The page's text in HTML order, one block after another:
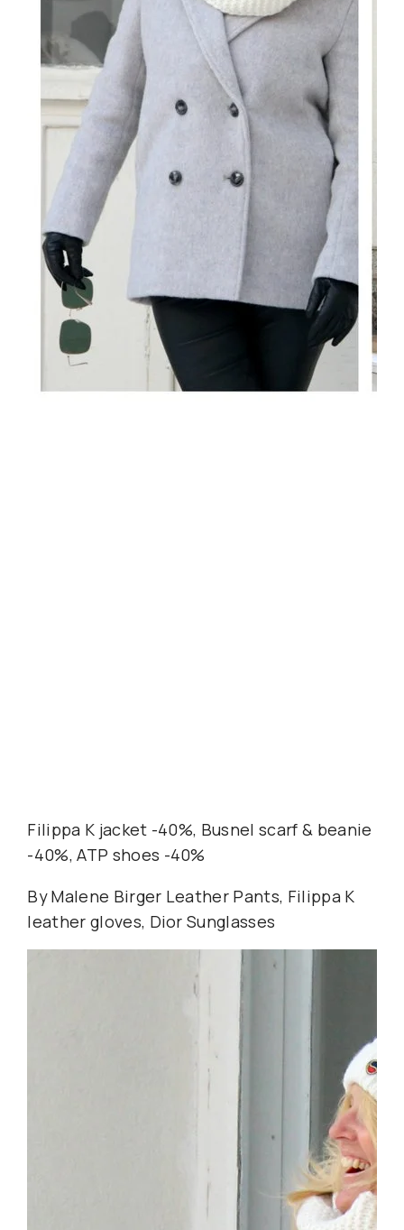
Filippa K jacket -40%, Busnel scarf & beanie
-40%, ATP shoes -40%
By Malene Birger Leather Pants, Filippa K
leather gloves, Dior Sunglasses